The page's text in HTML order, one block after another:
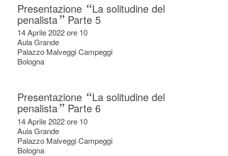
Presentazione “La solitudine del
penalista” Parte 5
14 Aprile 2022 ore 10
Aula Grande
Palazzo Malveggi Campeggi
Bologna
Presentazione “La solitudine del
penalista” Parte 6
14 Aprile 2022 ore 10
Aula Grande
Palazzo Malveggi Campeggi
Bologna